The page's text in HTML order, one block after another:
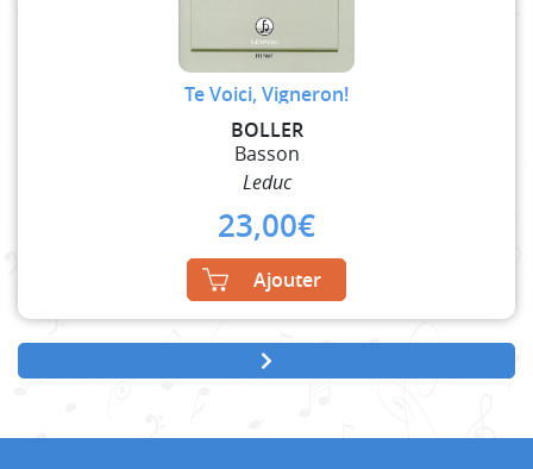
Te Voici, Vigneron!
BOLLER
Basson
Leduc
23,00€
Ajouter